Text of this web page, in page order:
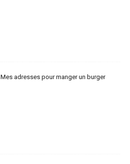
Mes adresses pour manger un burger